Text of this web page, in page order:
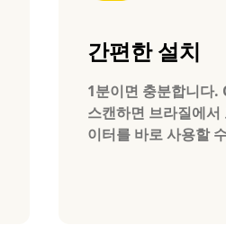
간편한 설치
1분이면 충분합니다.
스캔하면 브라질에서
이터를 바로 사용할